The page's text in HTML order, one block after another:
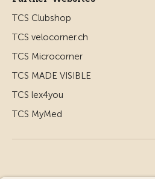
TCS Clubshop
TCS velocorner.ch
TCS Microcorner
TCS MADE VISIBLE
TCS lex4you
TCS MyMed